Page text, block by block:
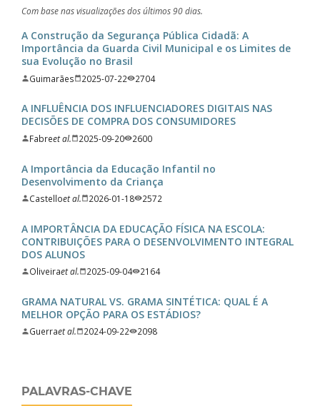
Com base nas visualizações dos últimos 90 dias.
A Construção da Segurança Pública Cidadã: A
Importância da Guarda Civil Municipal e os Limites de
sua Evolução no Brasil
Guimarães 2025-07-22 2704
A INFLUÊNCIA DOS INFLUENCIADORES DIGITAIS NAS
DECISÕES DE COMPRA DOS CONSUMIDORES
Fabreet al. 2025-09-20 2600
A Importância da Educação Infantil no
Desenvolvimento da Criança
Castelloet al. 2026-01-18 2572
A IMPORTÂNCIA DA EDUCAÇÃO FÍSICA NA ESCOLA:
CONTRIBUIÇÕES PARA O DESENVOLVIMENTO INTEGRAL
DOS ALUNOS
Oliveiraet al. 2025-09-04 2164
GRAMA NATURAL VS. GRAMA SINTÉTICA: QUAL É A
MELHOR OPÇÃO PARA OS ESTÁDIOS?
Guerraet al. 2024-09-22 2098
PALAVRAS-CHAVE